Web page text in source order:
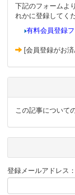
下記のフォームよ
れかに登録してく
有料会員登録
[会員登録がお
この記事について
登録メールアドレス：